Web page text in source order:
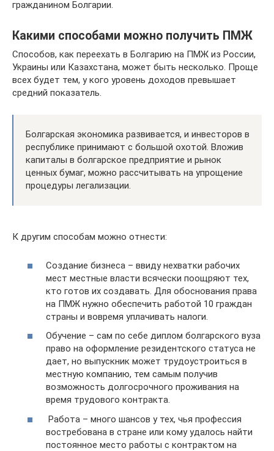
гражданином Болгарии.
Какими способами можно получить ПМЖ
Способов, как переехать в Болгарию на ПМЖ из России,
Украины или Казахстана, может быть несколько. Проще
всех будет тем, у кого уровень доходов превышает
средний показатель.
Болгарская экономика развивается, и инвесторов в
республике принимают с большой охотой. Вложив
капиталы в болгарское предприятие и рынок
ценных бумаг, можно рассчитывать на упрощение
процедуры легализации.
К другим способам можно отнести:
Создание бизнеса – ввиду нехватки рабочих
мест местные власти всячески поощряют тех,
кто готов их создавать. Для обоснования права
на ПМЖ нужно обеспечить работой 10 граждан
страны и вовремя уплачивать налоги.
Обучение – сам по себе диплом болгарского вуза
право на оформление резидентского статуса не
дает, но выпускник может трудоустроиться в
местную компанию, тем самым получив
возможность долгосрочного проживания на
время трудового контракта.
Работа – много шансов у тех, чья профессия
востребована в стране или кому удалось найти
постоянное место работы с контрактом на